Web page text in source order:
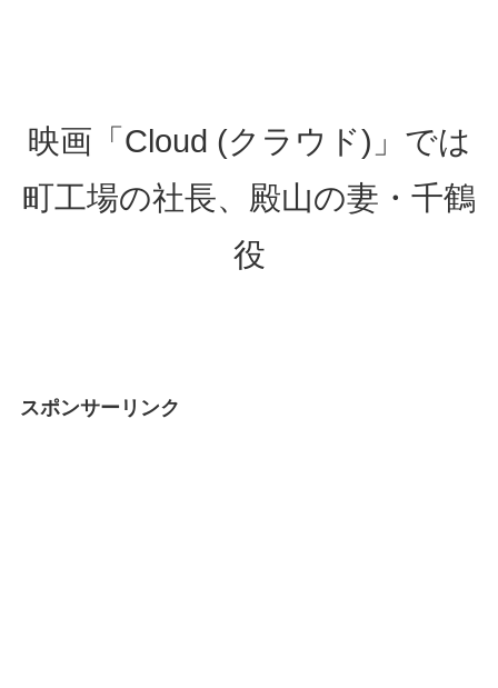
映画「Cloud (クラウド)」では
町工場の社長、殿山の妻・千鶴
役
スポンサーリンク